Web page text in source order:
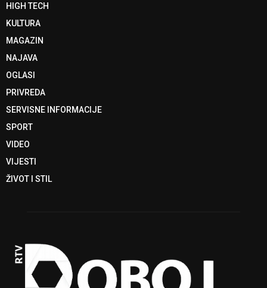
HIGH TECH
KULTURA
MAGAZIN
NAJAVA
OGLASI
PRIVREDA
SERVISNE INFORMACIJE
SPORT
VIDEO
VIJESTI
ŽIVOT I STIL